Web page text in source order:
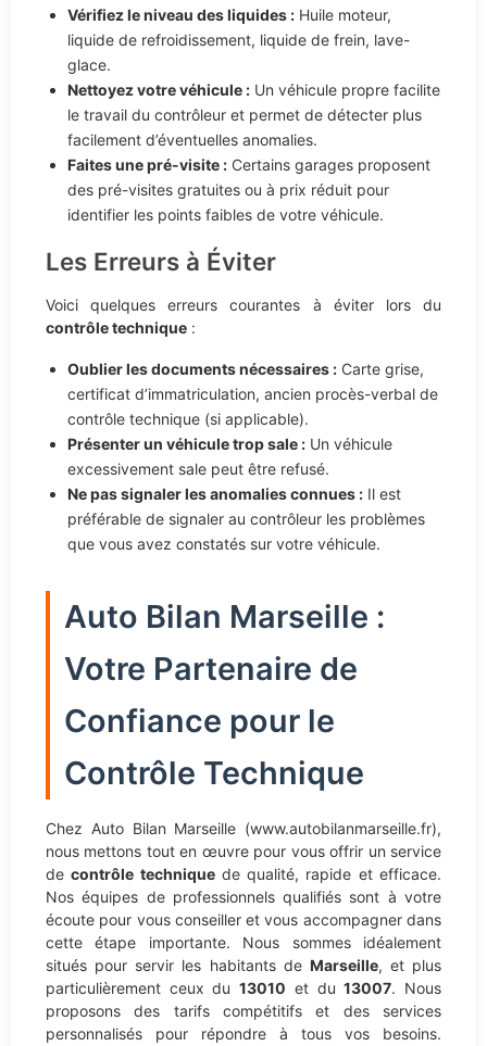
Vérifiez le niveau des liquides : Huile moteur,
liquide de refroidissement, liquide de frein, lave-
glace.
Nettoyez votre véhicule : Un véhicule propre facilite
le travail du contrôleur et permet de détecter plus
facilement d’éventuelles anomalies.
Faites une pré-visite : Certains garages proposent
des pré-visites gratuites ou à prix réduit pour
identifier les points faibles de votre véhicule.
Les Erreurs à Éviter
Voici quelques erreurs courantes à éviter lors du
contrôle technique :
Oublier les documents nécessaires : Carte grise,
certificat d’immatriculation, ancien procès-verbal de
contrôle technique (si applicable).
Présenter un véhicule trop sale : Un véhicule
excessivement sale peut être refusé.
Ne pas signaler les anomalies connues : Il est
préférable de signaler au contrôleur les problèmes
que vous avez constatés sur votre véhicule.
Auto Bilan Marseille :
Votre Partenaire de
Confiance pour le
Contrôle Technique
Chez Auto Bilan Marseille (www.autobilanmarseille.fr),
nous mettons tout en œuvre pour vous offrir un service
decontrôle techniquede qualité, rapide et efficace.
Nos équipes de professionnels qualifiés sont à votre
écoute pour vous conseiller et vous accompagner dans
cette étape importante. Nous sommes idéalement
situés pour servir les habitants de Marseille, et plus
particulièrement ceux du13010 et du13007. Nous
proposons des tarifs compétitifs et des services
personnalisés pour répondre à tous vos besoins.